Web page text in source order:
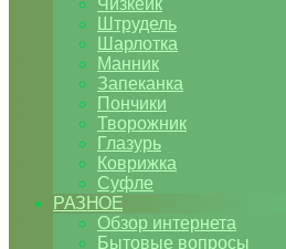
Чизкейк
Штрудель
Шарлотка
Манник
Запеканка
Пончики
Творожник
Глазурь
Коврижка
Суфле
РАЗНОЕ
Обзор интернета
Бытовые вопросы